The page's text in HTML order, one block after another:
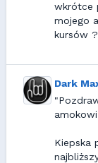
wkrótce
mojego
kursów
Dark
Kiepska